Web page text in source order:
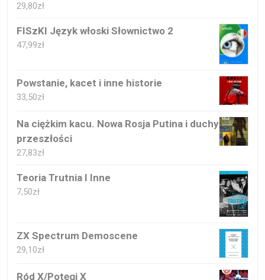
29,80zł
FISzKI Język włoski Słownictwo 2
47,99zł
Powstanie, kacet i inne historie
33,50zł
Na ciężkim kacu. Nowa Rosja Putina i duchy
przeszłości
27,83zł
Teoria Trutnia I Inne
7,50zł
ZX Spectrum Demoscene
29,10zł
Ród X/Potęgi X